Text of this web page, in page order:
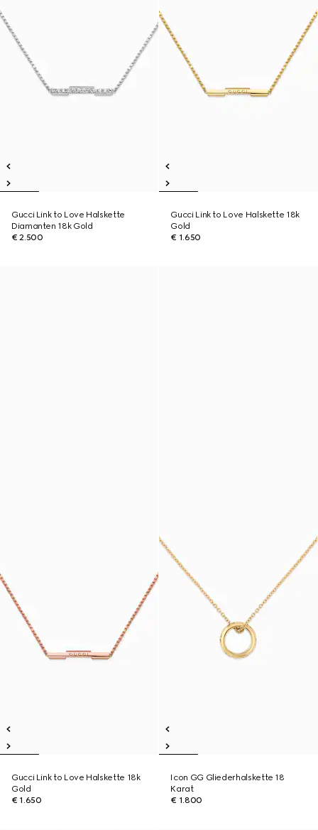
Gucci Link to Love Halskette
Diamanten 18k Gold
€ 2.500
Gucci Link to Love Halskette 18k
Gold
€ 1.650
Gucci Link to Love Halskette 18k
Gold
€ 1.650
Icon GG Gliederhalskette 18
Karat
€ 1.800